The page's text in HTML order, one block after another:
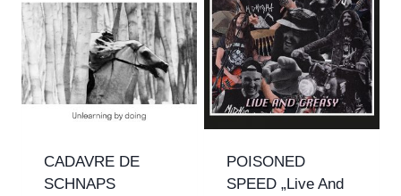
CADAVRE DE
SCHNAPS
POISONED
SPEED „Live And